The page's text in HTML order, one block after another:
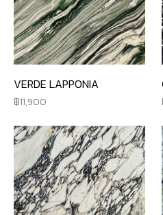
VERDE LAPPONIA
11,900